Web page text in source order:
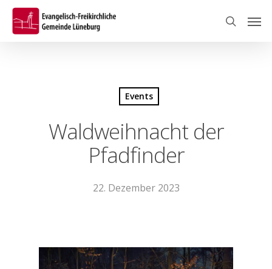
Skip
search
Events
Waldweihnacht der
Pfadfinder
22. Dezember 2023